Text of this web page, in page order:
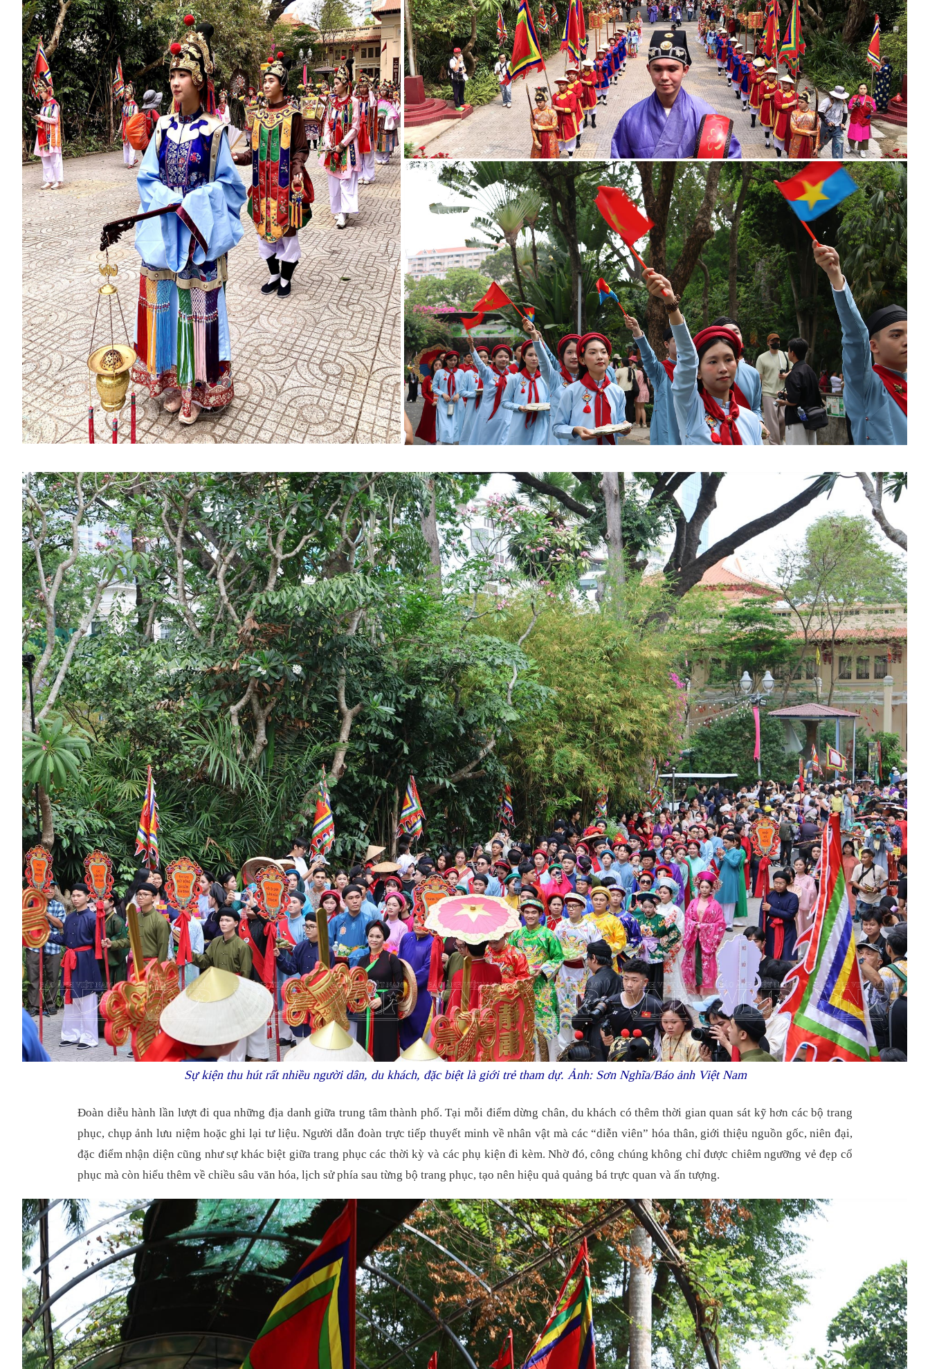
Sự kiện thu hút rất nhiều người dân, du khách, đặc biệt là giới trẻ tham dự. Ảnh: Sơn Nghĩa/Báo ảnh Việt Nam
Đoàn diễu hành lần lượt đi qua những địa danh giữa trung tâm thành phố. Tại mỗi điểm dừng chân, du khách có thêm thời gian quan sát kỹ hơn các bộ trang
phục, chụp ảnh lưu niệm hoặc ghi lại tư liệu. Người dẫn đoàn trực tiếp thuyết minh về nhân vật mà các “diễn viên” hóa thân, giới thiệu nguồn gốc, niên đại,
đặc điểm nhận diện cũng như sự khác biệt giữa trang phục các thời kỳ và các phụ kiện đi kèm. Nhờ đó, công chúng không chỉ được chiêm ngưỡng vẻ đẹp cổ
phục mà còn hiểu thêm về chiều sâu văn hóa, lịch sử phía sau từng bộ trang phục, tạo nên hiệu quả quảng bá trực quan và ấn tượng.